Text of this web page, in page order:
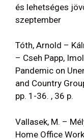
és lehetséges
szeptember
Tóth, Arnold –
– Cseh Papp,
Pandemic on
and Country
pp. 1-36. , 36 p.
Vallasek, M. –
Home Office